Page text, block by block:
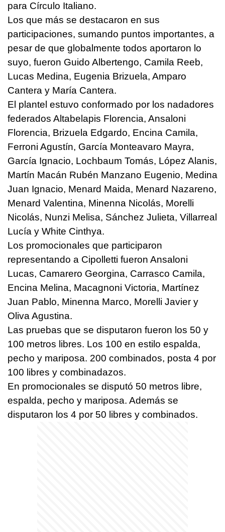
para Círculo Italiano.
Los que más se destacaron en sus
participaciones, sumando puntos importantes, a
pesar de que globalmente todos aportaron lo
suyo, fueron Guido Albertengo, Camila Reeb,
Lucas Medina, Eugenia Brizuela, Amparo
Cantera y María Cantera.
El plantel estuvo conformado por los nadadores
federados Altabelapis Florencia, Ansaloni
Florencia, Brizuela Edgardo, Encina Camila,
Ferroni Agustín, García Monteavaro Mayra,
García Ignacio, Lochbaum Tomás, López Alanis,
Martín Macán Rubén Manzano Eugenio, Medina
Juan Ignacio, Menard Maida, Menard Nazareno,
Menard Valentina, Minenna Nicolás, Morelli
Nicolás, Nunzi Melisa, Sánchez Julieta, Villarreal
Lucía y White Cinthya.
Los promocionales que participaron
representando a Cipolletti fueron Ansaloni
Lucas, Camarero Georgina, Carrasco Camila,
Encina Melina, Macagnoni Victoria, Martínez
Juan Pablo, Minenna Marco, Morelli Javier y
Oliva Agustina.
Las pruebas que se disputaron fueron los 50 y
100 metros libres. Los 100 en estilo espalda,
pecho y mariposa. 200 combinados, posta 4 por
100 libres y combinadazos.
En promocionales se disputó 50 metros libre,
espalda, pecho y mariposa. Además se
disputaron los 4 por 50 libres y combinados.